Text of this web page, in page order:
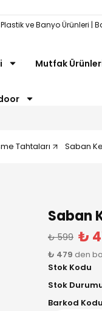
Mutfak
Tahtaları Saban
Saban
₺ 599 ₺
₺ 479 den
Stok Kodu
Stok
Barkod Kodu